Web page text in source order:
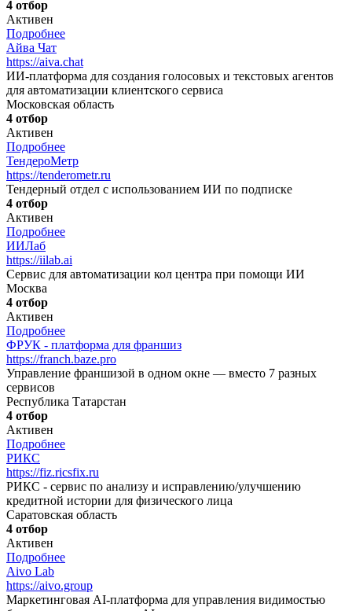
4 отбор
Активен
Подробнее
Айва Чат
https://aiva.chat
ИИ-платформа для создания голосовых и текстовых агентов
для автоматизации клиентского сервиса
Московская область
4 отбор
Активен
Подробнее
ТендероМетр
https://tenderometr.ru
Тендерный отдел с использованием ИИ по подписке
4 отбор
Активен
Подробнее
ИИЛаб
https://iilab.ai
Сервис для автоматизации кол центра при помощи ИИ
Москва
4 отбор
Активен
Подробнее
ФРУК - платформа для франшиз
https://franch.baze.pro
Управление франшизой в одном окне — вместо 7 разных
сервисов
Республика Татарстан
4 отбор
Активен
Подробнее
РИКС
https://fiz.ricsfix.ru
РИКС - сервис по анализу и исправлению/улучшению
кредитной истории для физического лица
Саратовская область
4 отбор
Активен
Подробнее
Aivo Lab
https://aivo.group
Маркетинговая AI-платформа для управления видимостью